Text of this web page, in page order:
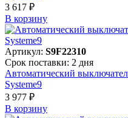
3 617 ₽
В корзинy
Артикул: S9F22310
Срок поставки: 2 дня
Автоматический
Systeme9
3 977 ₽
В корзинy